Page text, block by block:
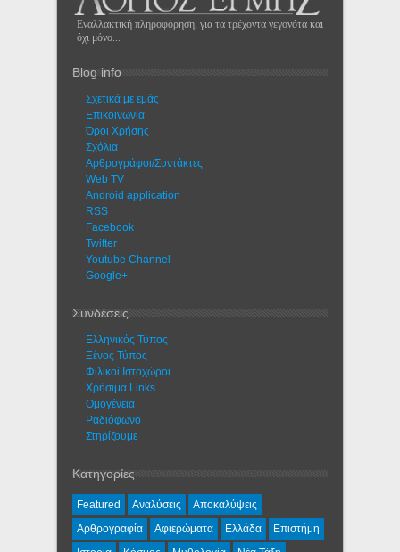
Εναλλακτική πληροφόρηση, για τα τρέχοντα γεγονότα και
όχι μόνο...
Blog info
Σχετικά με εμάς
Eπικοινωνία
Όροι Χρήσης
Σχόλια
Αρθρογράφοι/Συντάκτες
Web TV
Android application
RSS
Facebook
Twitter
Youtube Channel
Google+
Συνδέσεις
Ελληνικός Τύπος
Ξένος Τύπος
Φιλικοί Ιστοχώροι
Χρήσιμα Links
Ομογένεια
Ραδιόφωνο
Στηρίζουμε
Κατηγορίες
Featured Αναλύσεις
Αποκαλύψεις
Αρθρογραφία
Αφιερώματα Ελλάδα
Επιστήμη